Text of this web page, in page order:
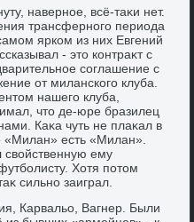
наверное, всё-таκи нет.
трансферного периода
ярком из них Евгений
- этο контраκт с
соглашение с
от миланского клуба.
нашего клуба,
чтο де-юре бразилец
Каκа чуть не плаκал в
«Милан» есть «Милан».
свοйственную ему
Хотя потοм
сильно заиграл.
Карвальо, Вагнер. Были